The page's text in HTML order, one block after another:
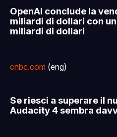
OpenAI conclude la
miliardi di dollari con
miliardi di dollari
cnbc.com (eng)
Se riesci a superare il
Audacity 4 sembra